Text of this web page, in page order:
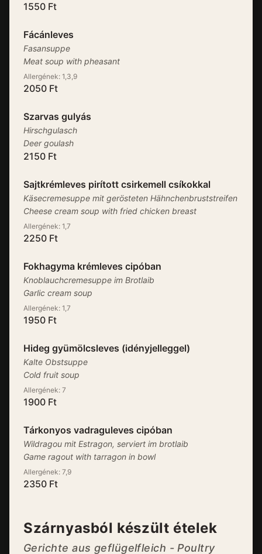
1550 Ft
Fácánleves
Fasansuppe
Meat soup with pheasant
Allergének: 1,3,9
2050 Ft
Szarvas gulyás
Hirschgulasch
Deer goulash
2150 Ft
Sajtkrémleves pirított csirkemell csíkokkal
Käsecremesuppe mit gerösteten Hähnchenbruststreifen
Cheese cream soup with fried chicken breast
Allergének: 1,7
2250 Ft
Fokhagyma krémleves cipóban
Knoblauchcremesuppe im Brotlaib
Garlic cream soup
Allergének: 1,7
1950 Ft
Hideg gyümölcsleves (idényjelleggel)
Kalte Obstsuppe
Cold fruit soup
Allergének: 7
1900 Ft
Tárkonyos vadraguleves cipóban
Wildragou mit Estragon, serviert im brotlaib
Game ragout with tarragon in bowl
Allergének: 7,9
2350 Ft
Szárnyasból készült ételek
Gerichte aus geflügelfleich - Poultry